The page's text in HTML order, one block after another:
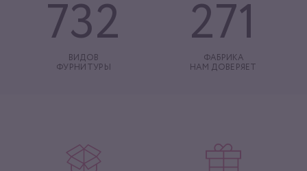
732
ВИДОВ
ФУРНИТУРЫ
271
ФАБРИКА
НАМ ДОВЕРЯЕТ